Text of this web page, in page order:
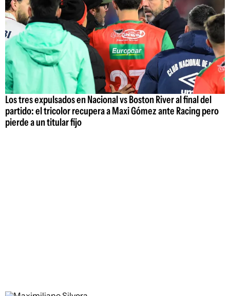
Los tres expulsados en Nacional vs Boston River al final del
partido: el tricolor recupera a Maxi Gómez ante Racing pero
pierde a un titular fijo